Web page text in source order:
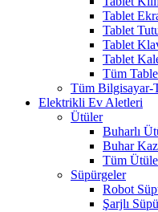
Tablet
Tablet
Tablet
Tablet
Tüm
Tüm Bilgisayar-
Elektrikli Ev Aletleri
Ütüler
Buharlı
Buhar
Tüm
Süpürgeler
Robot
Şarjlı